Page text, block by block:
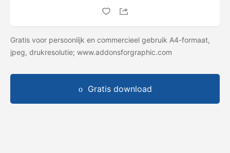
Gratis voor persoonlijk en commercieel gebruik A4-formaat,
jpeg, drukresolutie; www.addonsforgraphic.com
Gratis download